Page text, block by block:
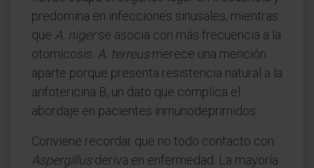
predomina en infecciones sinusales, mientras
que A. nigerse asocia con más frecuencia a la
otomicosis. A. terreusmerece una mención
aparte porque presenta resistencia natural a la
anfotericina B, un dato que complica el
abordaje en pacientes inmunodeprimidos.
Conviene recordar que no todo contacto con
Aspergillusderiva en enfermedad. La mayoría